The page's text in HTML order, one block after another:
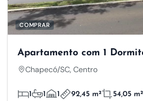
COMPRAR
Apartamento com 1
Chapecó/SC, Centro
1 1 1 92,45 m² 54,05 m²